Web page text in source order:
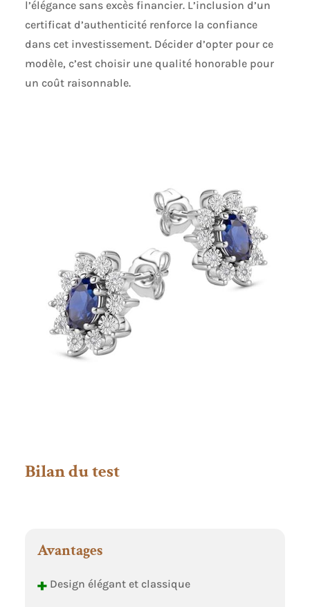
l’élégance sans excès financier. L’inclusion d’un
certificat d’authenticité renforce la confiance
dans cet investissement. Décider d’opter pour ce
modèle, c’est choisir une qualité honorable pour
un coût raisonnable.
Bilan du test
Avantages
+Design élégant et classique